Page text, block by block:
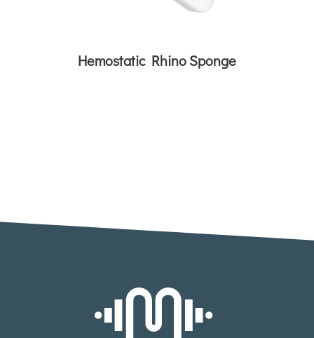
Hemostatic Rhino Sponge